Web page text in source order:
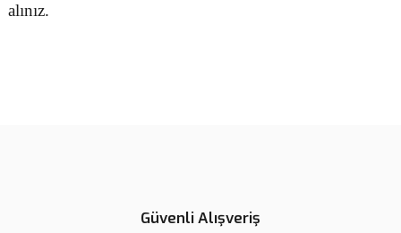
alınız.
Güvenli Alışveriş